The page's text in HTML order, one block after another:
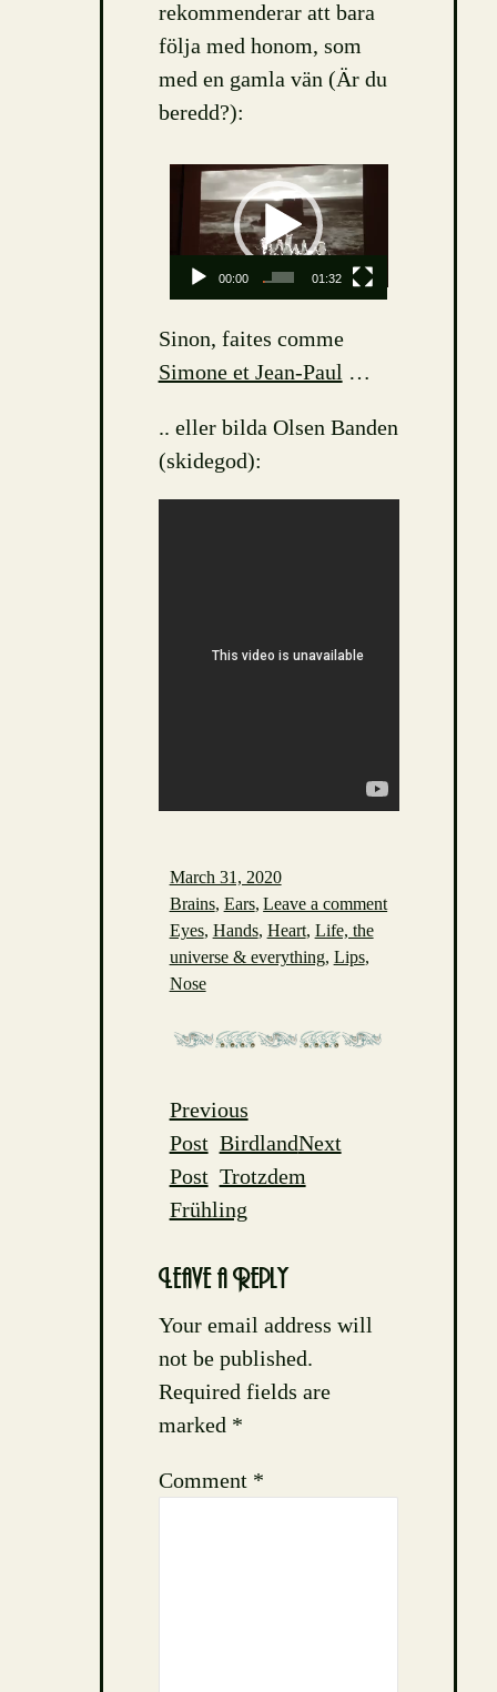
rekommenderar att bara
följa med honom, som
med en gamla vän (Är du
beredd?):
Video
Player
00:00 01:32
Sinon, faites comme
Simone et Jean-Paul …
.. eller bilda Olsen Banden
(skidegod):
March 31, 2020
Leave a comment
Brains, Ears,
Eyes, Hands, Heart, Life, the
universe & everything, Lips,
Nose
Post
navigation
Previous
Post BirdlandNext
Post Trotzdem
Frühling
Leave a Reply
Your email address will
not be published.
Required fields are
marked *
Comment *